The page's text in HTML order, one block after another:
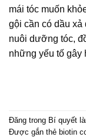
mái tóc muốn
gội cần có dầu
nuôi dưỡng tóc,
những yếu tố gây
Đăng trong Bí quyết
Được gắn thẻ biotin